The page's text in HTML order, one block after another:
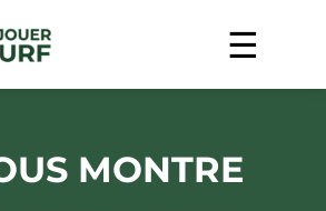
MONTRE